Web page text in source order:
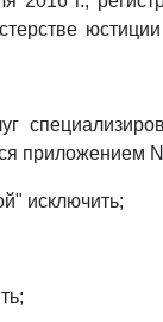
приложением N
исключить;